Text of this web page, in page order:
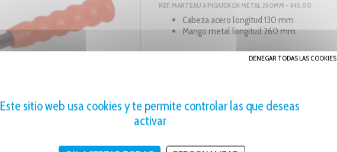
RÉF. MARTEAU À PIQUER EN MÉTAL 260MM - 445.00
Cabeza acero longitud 130 mm
Mango metal longitud 260 mm
INDICATIVO
240 g
Este sitio web usa cookies y te permite controlar las que deseas
activar
DENEGAR TODAS LAS COOKIES